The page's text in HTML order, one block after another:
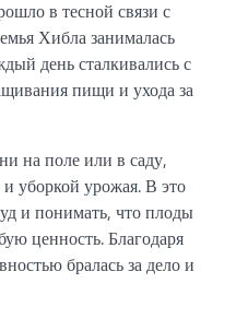
в тесной связи с
Хибла занималась
день сталкивались с
пищи и ухода за
на поле или в саду,
уборкой урожая. В это
и понимать, что плоды
ценность. Благодаря
бралась за дело и